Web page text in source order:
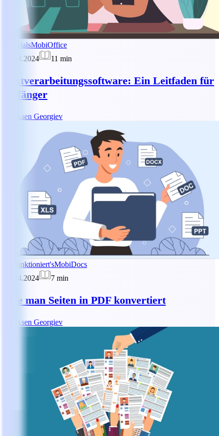
TutorialsMobiOffice
30.04.2024
11 min
Textverarbeitungssoftware: Ein Leitfaden für
Anfänger
Asen Georgiev
So funktioniert'sMobiDocs
23.04.2024
7 min
Wie man Seiten in PDF konvertiert
Asen Georgiev